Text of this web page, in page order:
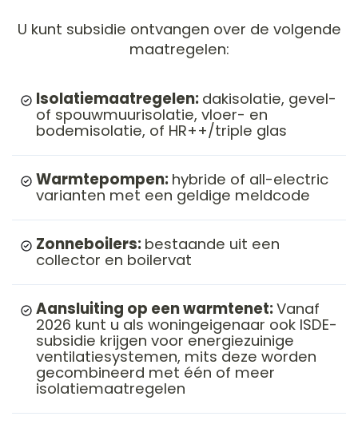
U kunt subsidie ontvangen over de volgende
maatregelen:
Isolatiemaatregelen: dakisolatie, gevel-
of spouwmuurisolatie, vloer- en
bodemisolatie, of HR++/triple glas
Warmtepompen: hybride of all-electric
varianten met een geldige meldcode
Zonneboilers: bestaande uit een
collector en boilervat
Aansluiting op een warmtenet:Vanaf
2026 kunt u als woningeigenaar ook ISDE-
subsidie krijgen voor energiezuinige
ventilatiesystemen, mits deze worden
gecombineerd met één of meer
isolatiemaatregelen